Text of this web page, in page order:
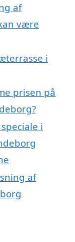
af
være
i
prisen på
i
af